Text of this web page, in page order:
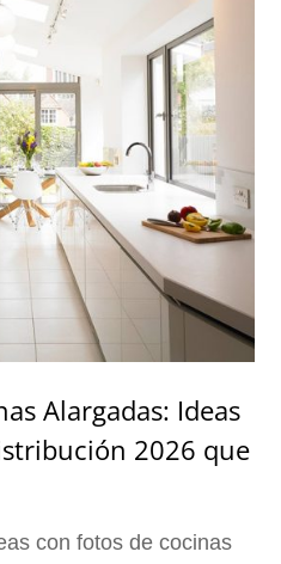
Alargadas: Ideas
2026 que
con fotos de cocinas